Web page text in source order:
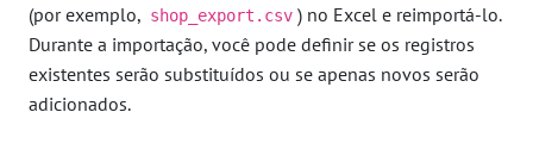
(por exemplo, shop_export.csv ) no Excel e reimportá-lo.
Durante a importação, você pode definir se os registros
existentes serão substituídos ou se apenas novos serão
adicionados.